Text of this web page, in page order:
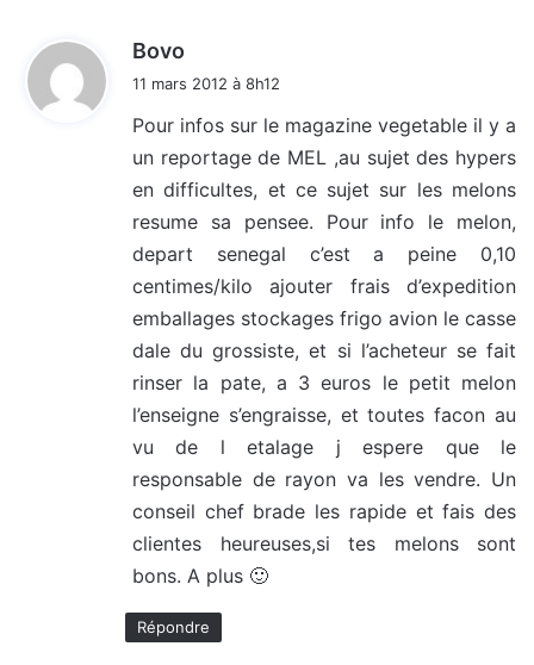
Bovo
:
11 mars 2012 à 8h12
Pour infos sur le magazine vegetable il y a
un reportage de MEL ,au sujet des hypers
en difficultes, et ce sujet sur les melons
resume sa pensee. Pour info le melon,
depart senegal c’est a peine 0,10
centimes/kilo ajouter frais d’expedition
emballages stockages frigo avion le casse
dale du grossiste, et si l’acheteur se fait
rinser la pate, a 3 euros le petit melon
l’enseigne s’engraisse, et toutes facon au
vu de l etalage j espere que le
responsable de rayon va les vendre. Un
conseil chef brade les rapide et fais des
clientes heureuses,si tes melons sont
bons. A plus 🙂
Répondre